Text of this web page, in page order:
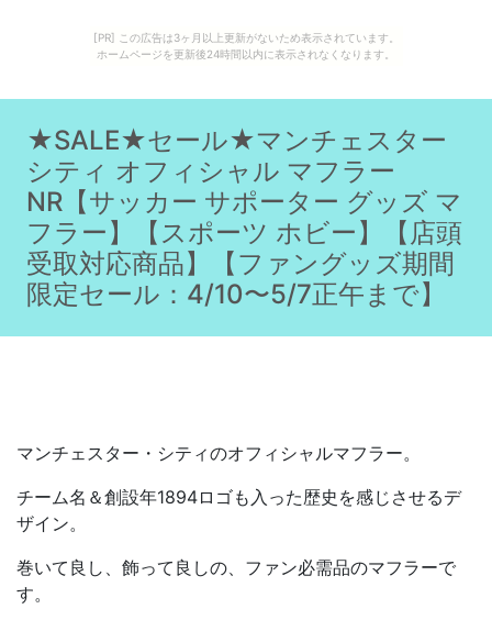
[PR] この広告は3ヶ月以上更新がないため表示されています。
ホームページを更新後24時間以内に表示されなくなります。
★SALE★セール★マンチェスター
シティ オフィシャル マフラー
NR【サッカー サポーター グッズ マ
フラー】【スポーツ ホビー】【店頭
受取対応商品】【ファングッズ期間
限定セール：4/10〜5/7正午まで】
マンチェスター・シティのオフィシャルマフラー。
チーム名＆創設年1894ロゴも入った歴史を感じさせるデ
ザイン。
巻いて良し、飾って良しの、ファン必需品のマフラーで
す。